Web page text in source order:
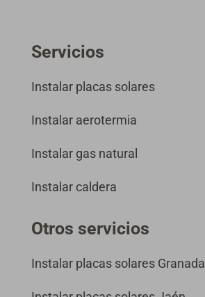
Servicios
Instalar placas solares
Instalar aerotermia
Instalar gas natural
Instalar caldera
Otros servicios
Instalar placas solares Granada